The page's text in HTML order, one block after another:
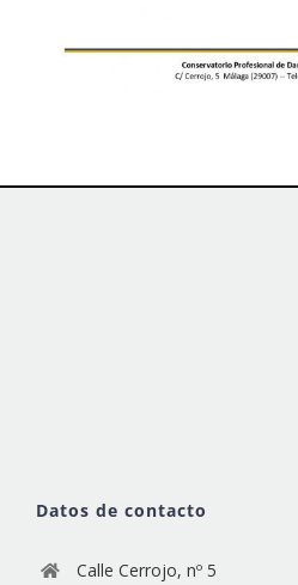
Datos de contacto
Calle Cerrojo, nº 5